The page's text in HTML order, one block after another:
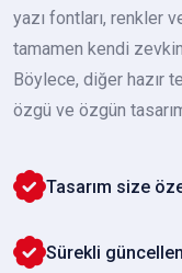
yazı fontları, renkler
tamamen kendi
Böylece, diğer hazır
özgü ve özgün
Tasarım size
Sürekli